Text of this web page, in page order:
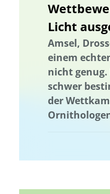
Licht
Amsel,
einem
nicht
schwer
der